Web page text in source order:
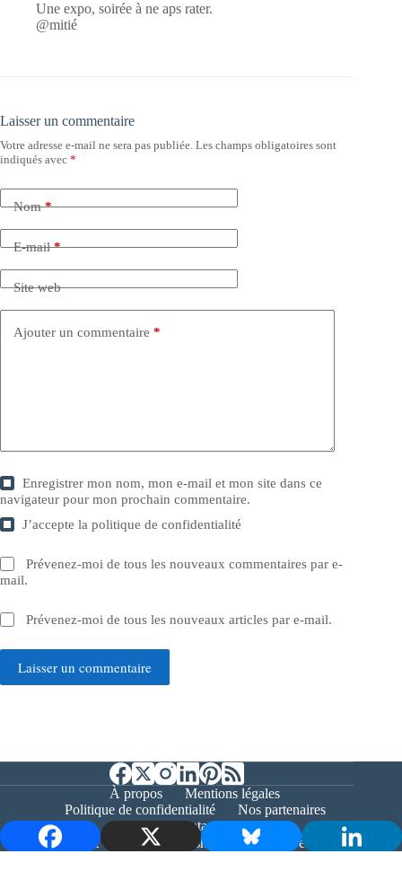
Une expo, soirée à ne aps rater.
@mitié
Laisser un commentaire
Votre adresse e-mail ne sera pas publiée. Les champs obligatoires sont
indiqués avec *
Nom*
E-mail*
Site web
Ajouter un commentaire *
Enregistrer mon nom, mon e-mail et mon site dans ce
navigateur pour mon prochain commentaire.
J’accepte lapolitique de confidentialité
Prévenez-moi de tous les nouveaux commentaires par e-
mail.
Prévenez-moi de tous les nouveaux articles par e-mail.
Laisser un commentaire
À propos
Mentions légales
Politique de confidentialité
Nos partenaires
Contact
Copyright © 2026 - Bernieshoot.fr Journal Web